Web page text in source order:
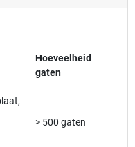
Hoeveelheid
gaten
> 500 gaten